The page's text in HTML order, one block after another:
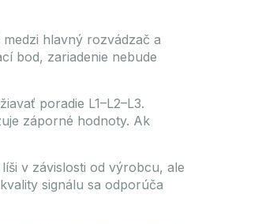
hlavný rozvádzač a
bod, zariadenie nebude
poradie L1–L2–L3.
záporné hodnoty. Ak
v závislosti od výrobcu, ale
signálu sa odporúča